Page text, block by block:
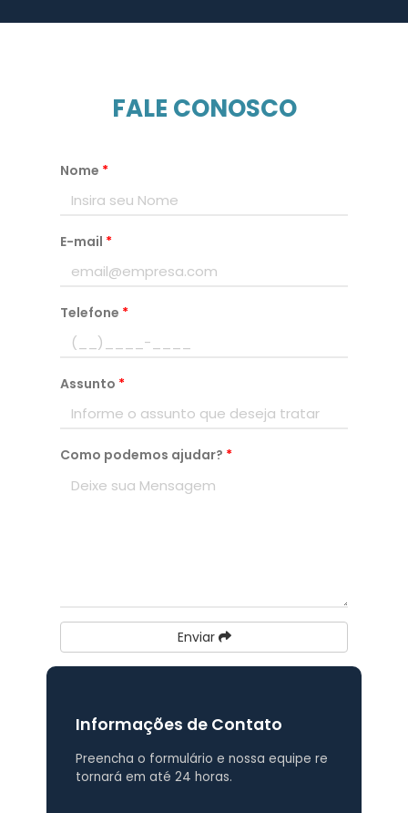
FALE CONOSCO
Informações de Contato
Preencha o formulário e nossa equipe re
tornará em até 24 horas.
Nome *
E-mail *
Telefone *
Assunto *
Como podemos ajudar? *
Enviar